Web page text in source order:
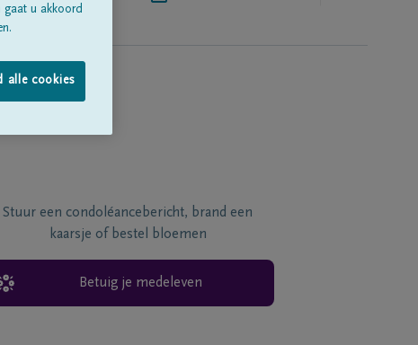
Stuur een condoléancebericht, brand een
kaarsje of bestel bloemen
Betuig je medeleven
gaat u akkoord
alle cookies